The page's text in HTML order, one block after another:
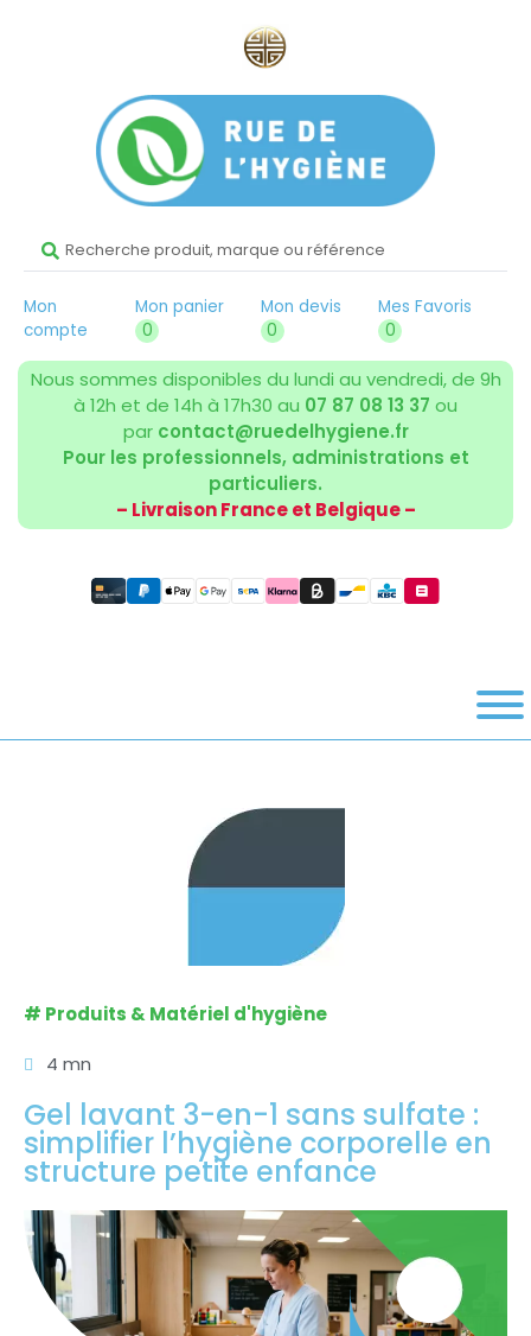
Mon
compte
Mon panier
0
Mon devis
0
Mes Favoris
0
Nous sommes disponibles du lundi au vendredi, de 9h
à 12h et de 14h à 17h30 au 07 87 08 13 37 ou
par contact@ruedelhygiene.fr
Pour les professionnels, administrations et
particuliers.
– Livraison France et Belgique –
# Produits & Matériel d'hygiène
4 mn
Gel lavant 3-en-1 sans sulfate :
simplifier l’hygiène corporelle en
structure petite enfance